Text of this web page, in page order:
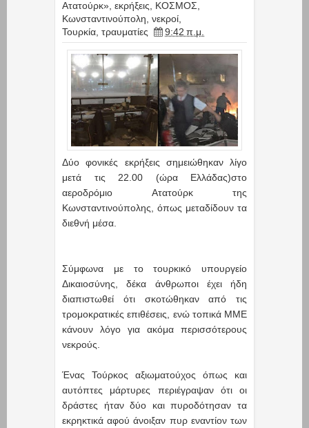
Ατατούρκ» εκρήξεις ΚΟΣΜΟΣ
Κωνσταντινούπολη νεκροί
Τουρκία τραυματίες 9:42 π.μ.
Δύο φονικές εκρήξεις σημειώθηκαν λίγο
μετά τις 22.00 (ώρα Ελλάδας)στο
αεροδρόμιο Ατατούρκ της
Κωνσταντινούπολης, όπως μεταδίδουν τα
διεθνή μέσα.
Σύμφωνα με το τουρκικό υπουργείο
Δικαιοσύνης, δέκα άνθρωποι έχει ήδη
διαπιστωθεί ότι σκοτώθηκαν από τις
τρομοκρατικές επιθέσεις, ενώ τοπικά ΜΜΕ
κάνουν λόγο για ακόμα περισσότερους
νεκρούς.
Ένας Τούρκος αξιωματούχος όπως και
αυτόπτες μάρτυρες περιέγραψαν ότι οι
δράστες ήταν δύο και πυροδότησαν τα
εκρηκτικά αφού άνοιξαν πυρ εναντίον των